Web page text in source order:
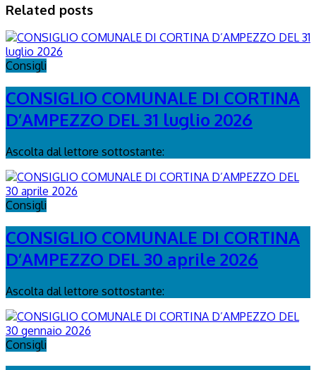
Related posts
Consigli
CONSIGLIO COMUNALE DI CORTINA
D’AMPEZZO DEL 31 luglio 2026
Ascolta dal lettore sottostante:
Consigli
CONSIGLIO COMUNALE DI CORTINA
D’AMPEZZO DEL 30 aprile 2026
Ascolta dal lettore sottostante:
Consigli